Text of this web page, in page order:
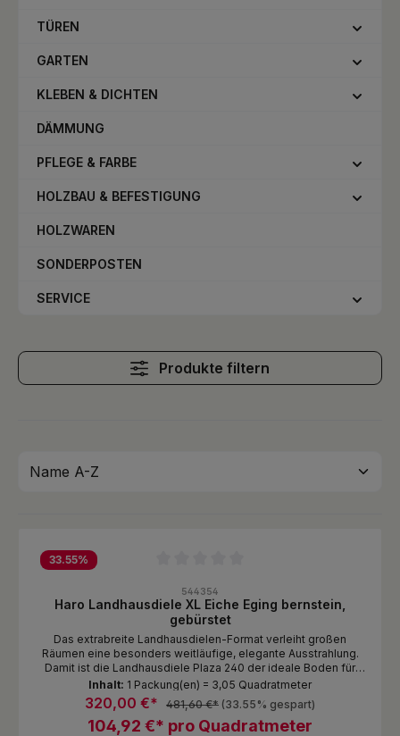
TÜREN
GARTEN
KLEBEN & DICHTEN
DÄMMUNG
PFLEGE & FARBE
HOLZBAU & BEFESTIGUNG
HOLZWAREN
SONDERPOSTEN
SERVICE
Produkte filtern
33.55%
544354
Haro Landhausdiele XL Eiche Eging bernstein,
gebürstet
Das extrabreite Landhausdielen-Format verleiht großen
Räumen eine besonders weitläufige, elegante Ausstrahlung.
Damit ist die Landhausdiele Plaza 240 der ideale Boden für
Räume, in denen sehr viel Bodenfläche sichtbar wird. Die
Dielen geben dem Raum Struktur, betonen die Großzügigkeit
und sorgen für einen harmonischen Ausdruck.
104,92 €* pro Quadratmeter
320,00 €* 481,60 €* (33.55% gespart)
Inhalt: 1 Packung(en) = 3,05 Quadratmeter